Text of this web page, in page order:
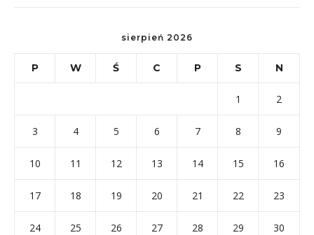
sierpień 2026
P W Ś C P S N
1 2
3 4 5 6 7 8 9
10 11 12 13 14 15 16
17 18 19 20 21 22 23
24 25 26 27 28 29 30